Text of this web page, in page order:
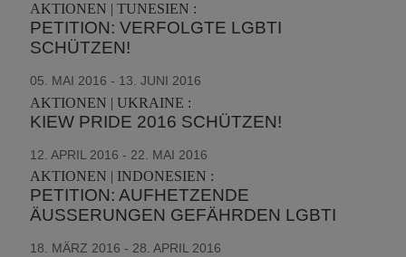
AKTIONEN | TUNESIEN :
PETITION: VERFOLGTE LGBTI
SCHÜTZEN!
05. MAI 2016 - 13. JUNI 2016
AKTIONEN | UKRAINE :
KIEW PRIDE 2016 SCHÜTZEN!
12. APRIL 2016 - 22. MAI 2016
AKTIONEN | INDONESIEN :
PETITION: AUFHETZENDE
ÄUSSERUNGEN GEFÄHRDEN LGBTI
18. MÄRZ 2016 - 28. APRIL 2016